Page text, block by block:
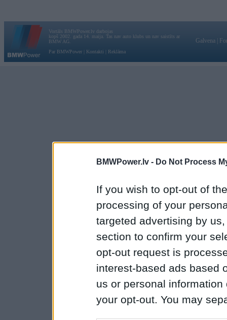
BMWPower.lv - Do Not Process
If you wish to opt-out of
processing of your
targeted advertising by
section to confirm your
opt-out request is
interest-based ads based
us or personal
your opt-out. You may
Vortāls BMWPower.lv darbojas
kopš 2002. gada 14. maija. Tas nav auto klubs un nav saistīts ar
BMW AG.
Par BMWPower
Kontakti Reklāma
Galvena